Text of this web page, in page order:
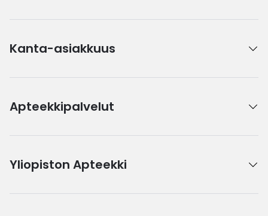
Kanta-asiakkuus
Apteekkipalvelut
Yliopiston Apteekki